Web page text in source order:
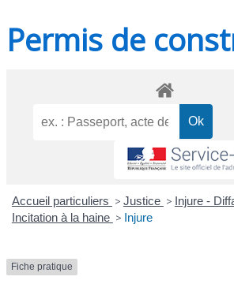
Permis de
Accueil particuliers > Justice > Injure -
Incitation à la haine > Injure
Fiche pratique